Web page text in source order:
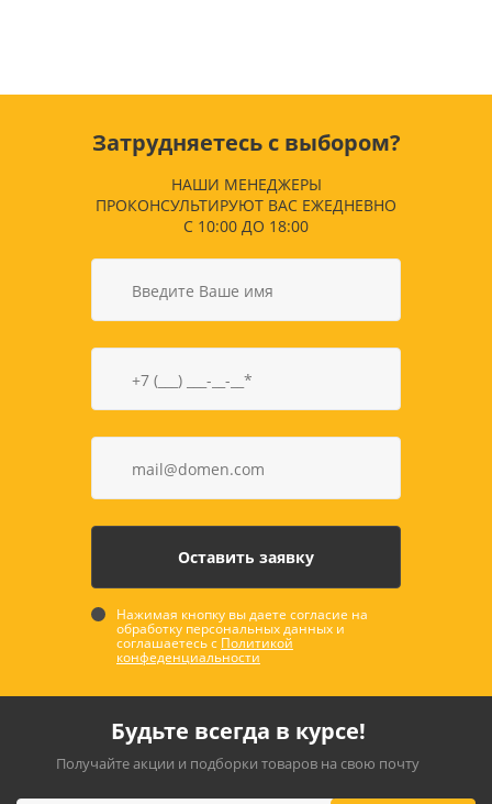
Затрудняетесь с выбором?
НАШИ МЕНЕДЖЕРЫ
ПРОКОНСУЛЬТИРУЮТ ВАС ЕЖЕДНЕВНО
С 10:00 ДО 18:00
Нажимая кнопку вы даете согласие на
обработку персональных данных и
соглашаетесь с Политикой
конфеденциальности
Будьте всегда в курсе!
Получайте акции и подборки товаров на свою почту